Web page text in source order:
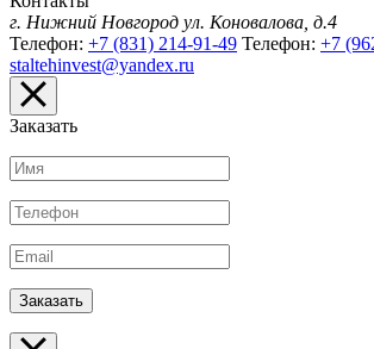
г. Нижний Новгород ул. Коновалова, д.4
Телефон: +7 (831) 214-91-49 Телефон: +7
staltehinvest@yandex.ru
Заказать